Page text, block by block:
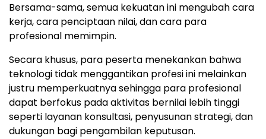
Bersama-sama, semua kekuatan ini mengubah cara
kerja, cara penciptaan nilai, dan cara para
profesional memimpin.
Secara khusus, para peserta menekankan bahwa
teknologi tidak menggantikan profesi ini melainkan
justru memperkuatnya sehingga para profesional
dapat berfokus pada aktivitas bernilai lebih tinggi
seperti layanan konsultasi, penyusunan strategi, dan
dukungan bagi pengambilan keputusan.